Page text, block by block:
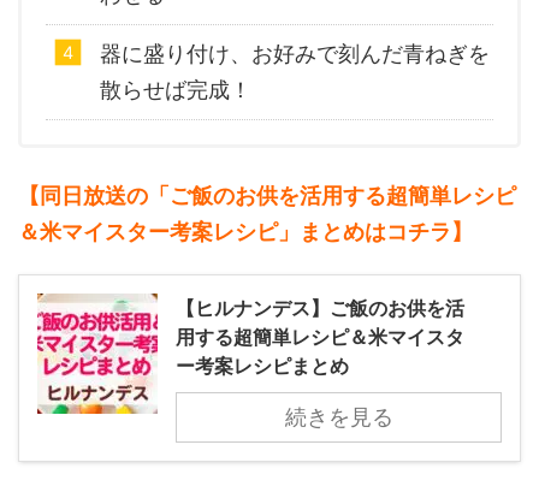
器に盛り付け、お好みで刻んだ青ねぎを
散らせば完成！
【同日放送の「ご飯のお供を活用する超簡単レシピ
＆米マイスター考案レシピ」まとめはコチラ】
【ヒルナンデス】ご飯のお供を活
用する超簡単レシピ＆米マイスタ
ー考案レシピまとめ
続きを見る